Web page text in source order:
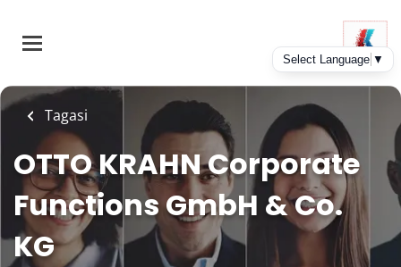
main
Tagasi
OTTO KRAHN Corporate
Functions GmbH & Co.
KG